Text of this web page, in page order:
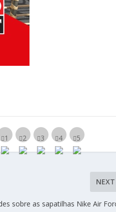
NEXT
sobre as sapatilhas Nike Air